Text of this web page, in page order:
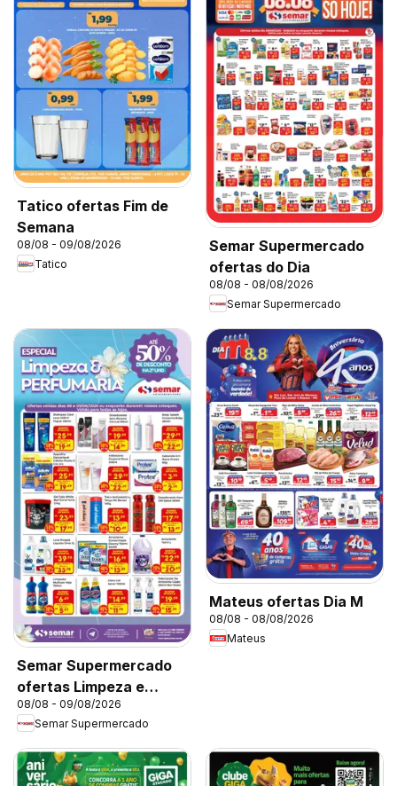
Tatico ofertas Fim de
Semana
08/08 - 09/08/2026
Tatico
Semar Supermercado
ofertas do Dia
08/08 - 08/08/2026
Semar Supermercado
Semar Supermercado
ofertas Limpeza e
Perfumaria
08/08 - 09/08/2026
Semar Supermercado
Mateus ofertas Dia M
08/08 - 08/08/2026
Mateus